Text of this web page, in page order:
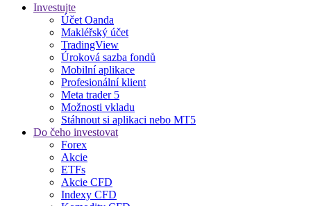
Investujte
Účet Oanda
Makléřský účet
TradingView
Úroková sazba fondů
Mobilní aplikace
Profesionální klient
Meta trader 5
Možnosti vkladu
Stáhnout si aplikaci nebo MT5
Do čeho investovat
Forex
Akcie
ETFs
Akcie CFD
Indexy CFD